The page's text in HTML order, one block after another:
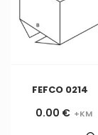
FEFCO 0214
0.00 €